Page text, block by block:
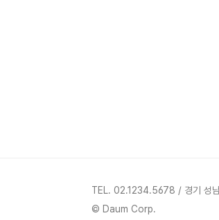
TEL. 02.1234.5678 / 경기 성남
© Daum Corp.